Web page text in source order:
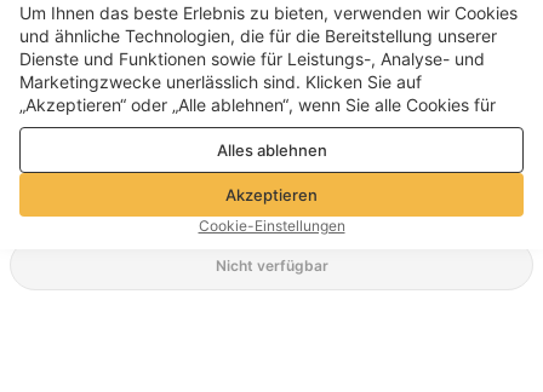
Nicht verfügbar
€ EUR Germany
©2026 Voghion
Terms & amp; Bedingungen
Datenschutz- und Cookie-Richtlinie
Community-Richtlinien
Um Ihnen das beste Erlebnis zu bieten, verwenden wir Cookies
und ähnliche Technologien, die für die Bereitstellung unserer
Dienste und Funktionen sowie für Leistungs-, Analyse- und
Marketingzwecke unerlässlich sind. Klicken Sie auf
„Akzeptieren“ oder „Alle ablehnen“, wenn Sie alle Cookies für
Leistungs-, Analyse- und Marketingzwecke zulassen oder
ablehnen möchten. Weitere Informationen finden Sie in unserer
Datenschutz- und Cookie-Richtlinie
Alles ablehnen
Akzeptieren
Cookie-Einstellungen